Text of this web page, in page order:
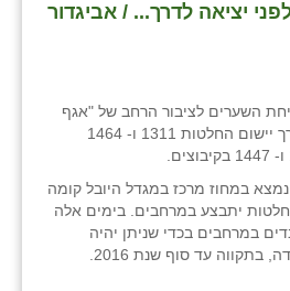
רגע לפני יציאה לדרך... / אביגדור
השערים לציבור הרחב של "אגף
חוזים לדורות" ברמ"י לצורך יישום החלטות 1311 ו- 1464
במחוז מרכז במגדל היובל קומה
יתבצע במרחבים. בימים אלה
במרחבים בכדי שניתן יהיה
עד סוף שנת 2016.